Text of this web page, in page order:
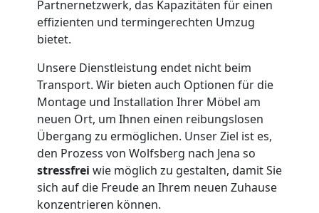
Partnernetzwerk, das Kapazitäten für einen
effizienten und termingerechten Umzug
bietet.
Unsere Dienstleistung endet nicht beim
Transport. Wir bieten auch Optionen für die
Montage und Installation Ihrer Möbel am
neuen Ort, um Ihnen einen reibungslosen
Übergang zu ermöglichen. Unser Ziel ist es,
den Prozess von Wolfsberg nach Jena so
stressfrei wie möglich zu gestalten, damit Sie
sich auf die Freude an Ihrem neuen Zuhause
konzentrieren können.
Wolfsberg
Privatumzug
Wolfsberg
Tresortransport